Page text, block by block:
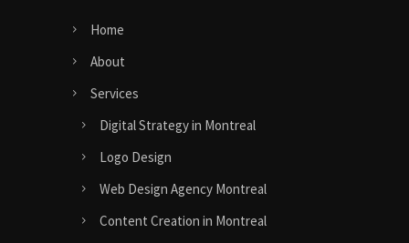
Home
About
Services
Digital Strategy in Montreal
Logo Design
Web Design Agency Montreal
Content Creation in Montreal